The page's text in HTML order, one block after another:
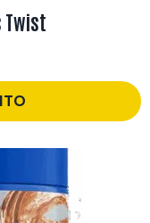
Twist